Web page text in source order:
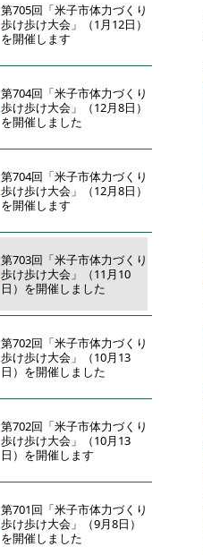
第705回「米子市体力づくり
歩け歩け大会」（1月12日）
を開催します
第704回「米子市体力づくり
歩け歩け大会」（12月8日）
を開催しました
第704回「米子市体力づくり
歩け歩け大会」（12月8日）
を開催します
第703回「米子市体力づくり
歩け歩け大会」（11月10
日）を開催しました
第702回「米子市体力づくり
歩け歩け大会」（10月13
日）を開催しました
第702回「米子市体力づくり
歩け歩け大会」（10月13
日）を開催します
第701回「米子市体力づくり
歩け歩け大会」（9月8日）
を開催しました